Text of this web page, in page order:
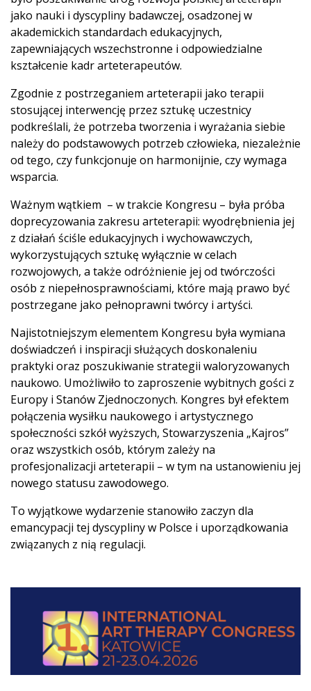
jako nauki i dyscypliny badawczej, osadzonej w
akademickich standardach edukacyjnych,
zapewniających wszechstronne i odpowiedzialne
kształcenie kadr arteterapeutów.
Zgodnie z postrzeganiem arteterapii jako terapii
stosującej interwencję przez sztukę uczestnicy
podkreślali, że potrzeba tworzenia i wyrażania siebie
należy do podstawowych potrzeb człowieka, niezależnie
od tego, czy funkcjonuje on harmonijnie, czy wymaga
wsparcia.
Ważnym wątkiem – w trakcie Kongresu – była próba
doprecyzowania zakresu arteterapii: wyodrębnienia jej
z działań ściśle edukacyjnych i wychowawczych,
wykorzystujących sztukę wyłącznie w celach
rozwojowych, a także odróżnienie jej od twórczości
osób z niepełnosprawnościami, które mają prawo być
postrzegane jako pełnoprawni twórcy i artyści.
Najistotniejszym elementem Kongresu była wymiana
doświadczeń i inspiracji służących doskonaleniu
praktyki oraz poszukiwanie strategii waloryzowanych
naukowo. Umożliwiło to zaproszenie wybitnych gości z
Europy i Stanów Zjednoczonych. Kongres był efektem
połączenia wysiłku naukowego i artystycznego
społeczności szkół wyższych, Stowarzyszenia „Kajros”
oraz wszystkich osób, którym zależy na
profesjonalizacji arteterapii – w tym na ustanowieniu jej
nowego statusu zawodowego.
To wyjątkowe wydarzenie stanowiło zaczyn dla
emancypacji tej dyscypliny w Polsce i uporządkowania
związanych z nią regulacji.